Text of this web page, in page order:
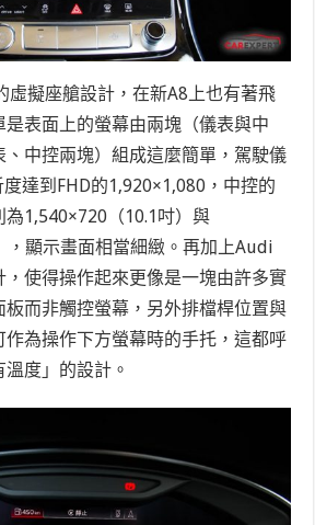
虛擬座艙設計，在新A8上也有著飛
表面上的螢幕由兩塊（儀表與中
中控兩塊）組成這麼簡單，駕駛儀
達到FHD的1,920×1,080，中控的
1,540×720（10.1吋）與
，顯示畫面相當細緻。再加上Audi
使得操作起來更像是一塊由許多實
而非觸控螢幕，另外排檔桿位置與
為操作下方螢幕時的手托，這都呼
度」的設計。